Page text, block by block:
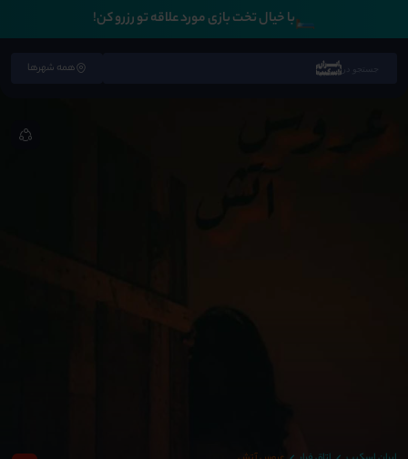
🛏️با خیال تخت بازی مورد علاقه تو رزرو کن!
همه شهرها